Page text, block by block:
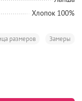
Хлопок 100%
Замеры
размеров